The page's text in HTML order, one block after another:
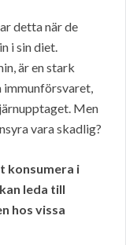
detta när de
i sin diet.
är en stark
Men
vara skadlig?
konsumera i
leda till
hos vissa